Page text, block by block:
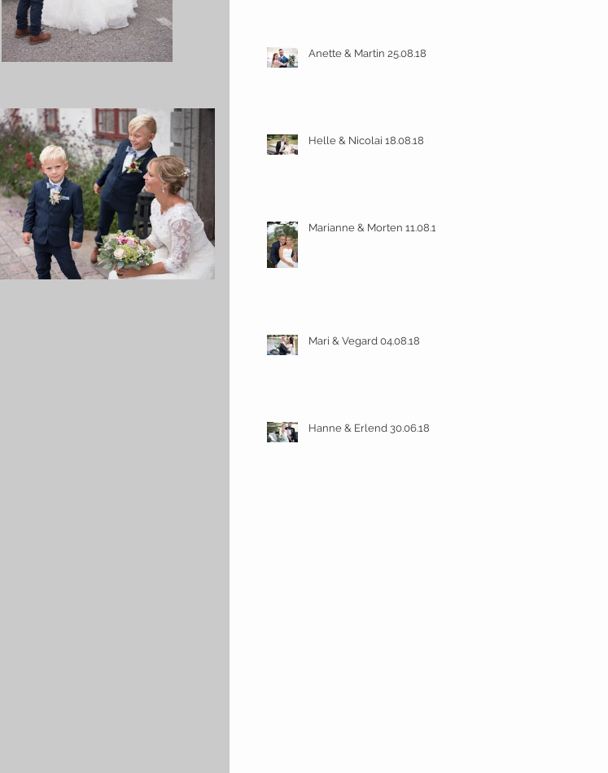
Anette & Martin 25.08.18
Helle & Nicolai 18.08.18
Marianne & Morten 11.08.18
Mari & Vegard 04.08.18
Hanne & Erlend 30.06.18